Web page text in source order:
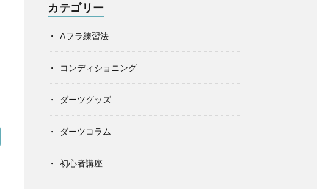
カテゴリー
Aフラ練習法
コンディショニング
ダーツグッズ
ダーツコラム
初心者講座